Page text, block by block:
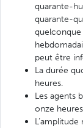
quarante-
quarante-
peut être
La durée
heures.
Les agents
onze